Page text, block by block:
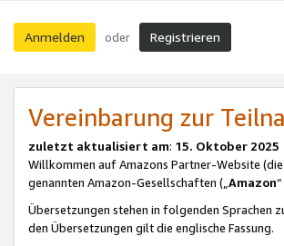
Anmelden oder Registrieren
Vereinbarung zur
zuletzt aktualisiert am: 15. Oktober 2025
Willkommen auf Amazons Partner-Website (die
genannten Amazon-Gesellschaften („Amazon
Übersetzungen stehen in folgenden Sprachen
den Übersetzungen gilt die englische Fassung.